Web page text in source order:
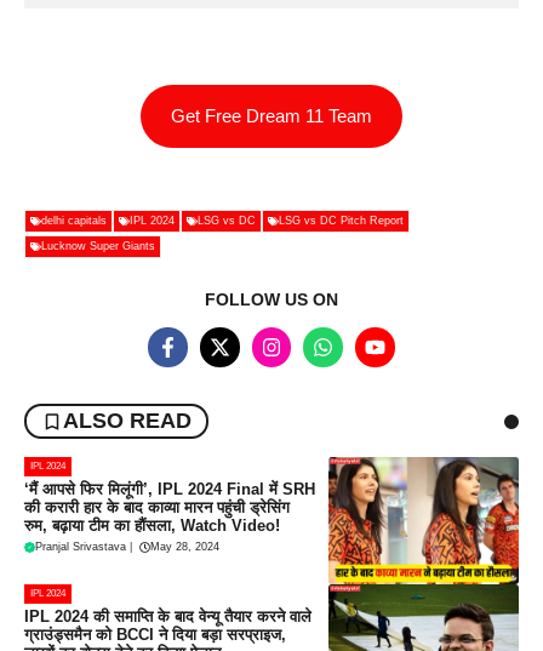
Get Free Dream 11 Team
delhi capitals IPL 2024 LSG vs DC LSG vs DC Pitch Report
Lucknow Super Giants
FOLLOW US ON
ALSO READ
IPL 2024
‘मैं आपसे फिर मिलूंगी’, IPL 2024 Final में SRH
की करारी हार के बाद काव्या मारन पहुंची ड्रेसिंग
रुम, बढ़ाया टीम का हौंसला, Watch Video!
Pranjal Srivastava May 28, 2024
IPL 2024
IPL 2024 की समाप्ति के बाद वेन्यू तैयार करने वाले
ग्राउंड्समैन को BCCI ने दिया बड़ा सरप्राइज,